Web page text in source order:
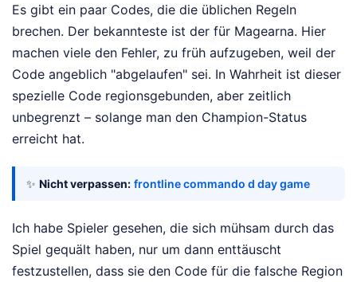
Es gibt ein paar Codes, die die üblichen Regeln
brechen. Der bekannteste ist der für Magearna. Hier
machen viele den Fehler, zu früh aufzugeben, weil der
Code angeblich "abgelaufen" sei. In Wahrheit ist dieser
spezielle Code regionsgebunden, aber zeitlich
unbegrenzt – solange man den Champion-Status
erreicht hat.
✨ Nicht verpassen: frontline commando d day game
Ich habe Spieler gesehen, die sich mühsam durch das
Spiel gequält haben, nur um dann enttäuscht
festzustellen, dass sie den Code für die falsche Region